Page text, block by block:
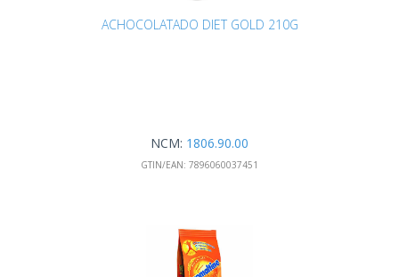
ACHOCOLATADO DIET GOLD 210G
NCM: 1806.90.00
GTIN/EAN: 7896060037451